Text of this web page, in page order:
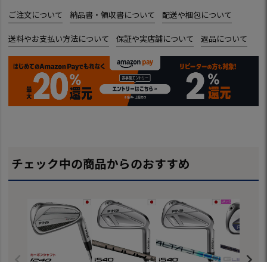
ご注文について 納品書・領収書について 配送や梱包について
送料やお支払い方法について 保証や実店舗について 返品について
チェック中の商品からのおすすめ